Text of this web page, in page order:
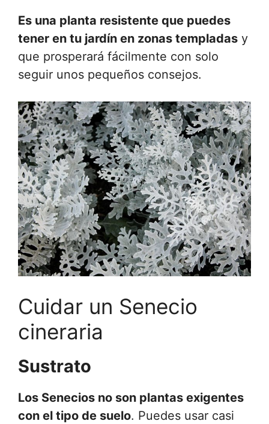
Es una planta resistente que puedes
tener en tu jardín en zonas templadas y
que prosperará fácilmente con solo
seguir unos pequeños consejos.
Cuidar un Senecio
cineraria
Sustrato
Los Senecios no son plantas exigentes
con el tipo de suelo. Puedes usar casi